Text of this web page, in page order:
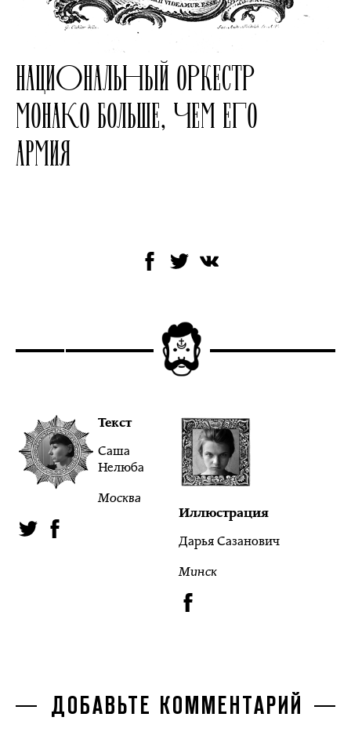
НАЦИОНАЛЬНЫЙ ОРКЕСТР
МОНАКО БОЛЬШЕ, ЧЕМ ЕГО
АРМИЯ
Текст
Саша
Нелюба
Москва
Иллюстрация
Дарья Сазанович
Минск
ДОБАВЬТЕ КОММЕНТАРИЙ